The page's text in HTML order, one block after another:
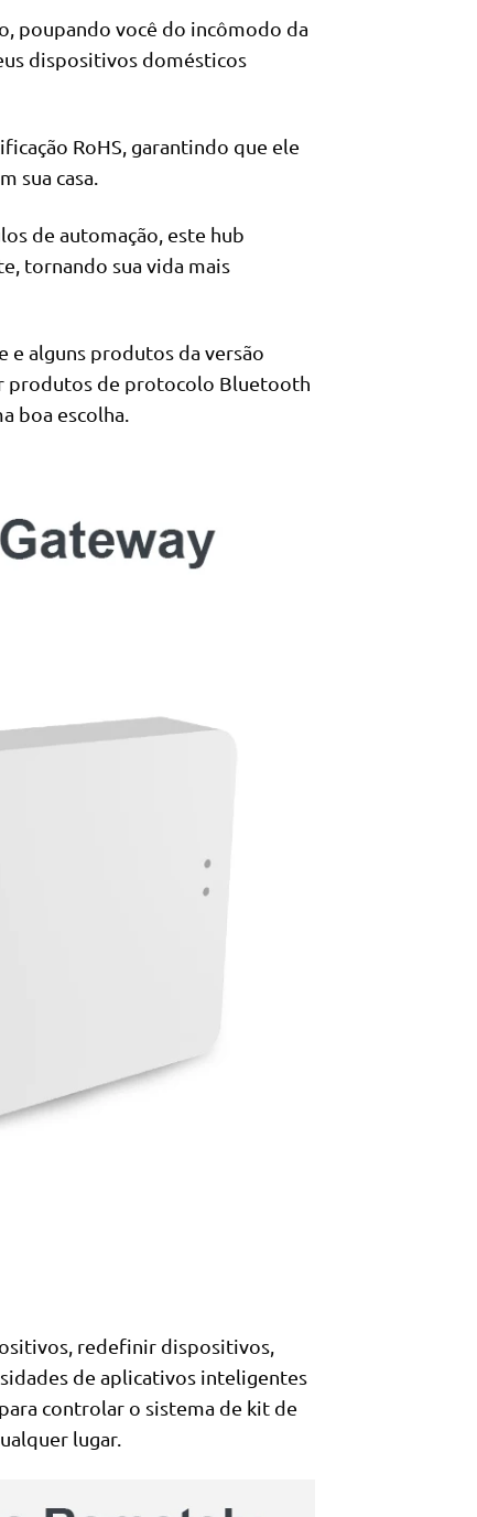
poupando você do incômodo da
dispositivos domésticos
RoHS, garantindo que ele
sua casa.
de automação, este hub
tornando sua vida mais
e alguns produtos da versão
produtos de protocolo Bluetooth
boa escolha.
redefinir dispositivos,
de aplicativos inteligentes
controlar o sistema de kit de
lugar.